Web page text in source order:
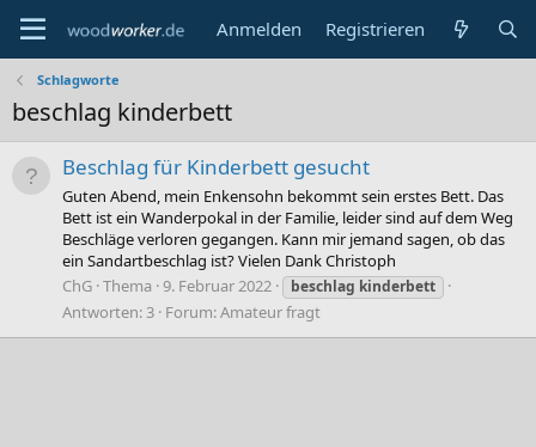
Anmelden Registrieren
Schlagworte
beschlag kinderbett
Beschlag für Kinderbett gesucht
Guten Abend, mein Enkensohn bekommt sein erstes Bett. Das
Bett ist ein Wanderpokal in der Familie, leider sind auf dem Weg
Beschläge verloren gegangen. Kann mir jemand sagen, ob das
ein Sandartbeschlag ist? Vielen Dank Christoph
ChG Thema 9. Februar 2022 beschlag kinderbett
Antworten: 3 Forum:Amateur fragt